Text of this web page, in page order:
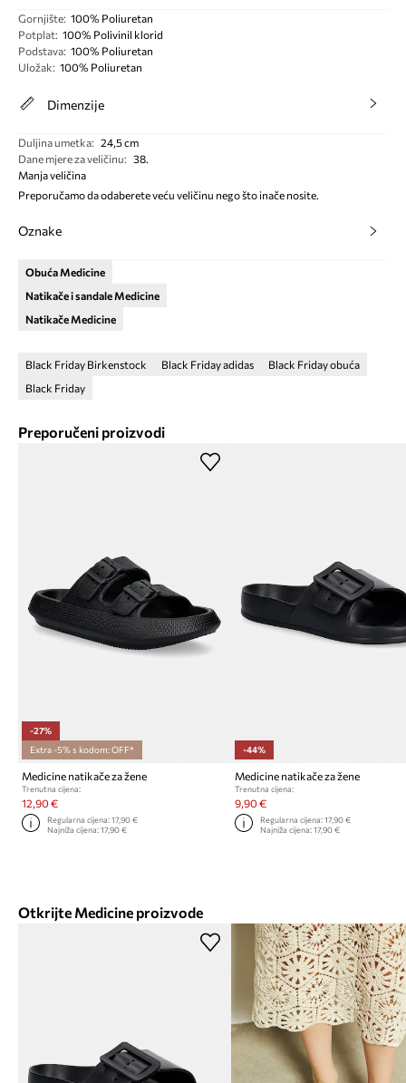
Gornjište: 100% Poliuretan
Potplat: 100% Polivinil klorid
Podstava: 100% Poliuretan
Uložak: 100% Poliuretan
Dimenzije
Duljina umetka: 24,5 cm
Dane mjere za veličinu: 38.
Manja veličina
Preporučamo da odaberete veću veličinu nego što inače nosite.
Oznake
Obuća Medicine
Natikače i sandale Medicine
Natikače Medicine
Black Friday Birkenstock Black Friday adidas
Black Friday obuća
Black Friday
Preporučeni proizvodi
-27%
Extra -5% s kodom: OFF*
Medicine natikače za žene
Trenutna cijena:
12,90 €
Regularna cijena:17,90 €
Najniža cijena:17,90 €
-44%
Medicine natikače za žene
Trenutna cijena:
9,90 €
Regularna cijena: 17,90 €
Najniža cijena: 17,90 €
Otkrijte Medicine proizvode